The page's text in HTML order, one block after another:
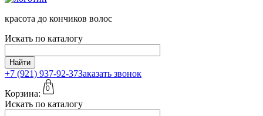
красота до кончиков волос
Искать по каталогу
Найти
+7 (921) 937-92-37Заказать звонок
Корзина:
0
Искать по каталогу